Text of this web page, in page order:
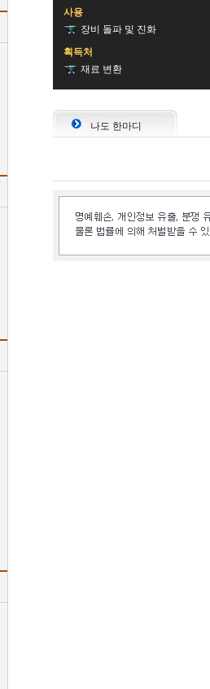
사용
장비 돌파 및 진화
획득처
재료 변환
나도 한마디